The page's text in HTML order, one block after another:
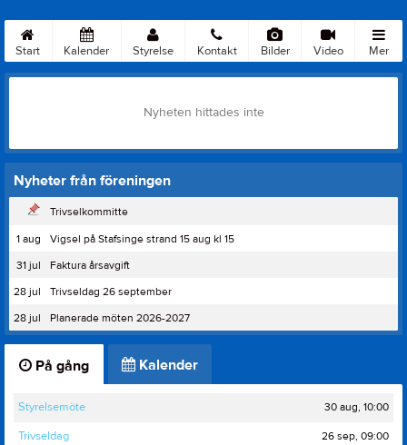
Start Kalender Styrelse Kontakt Bilder Video Mer
Nyheten hittades inte
Nyheter från föreningen
Trivselkommitte
1 aug
Vigsel på Stafsinge strand 15 aug kl 15
31 jul
Faktura årsavgift
28 jul
Trivseldag 26 september
28 jul
Planerade möten 2026-2027
På gång Kalender
Styrelsemöte 30 aug, 10:00
Trivseldag 26 sep, 09:00